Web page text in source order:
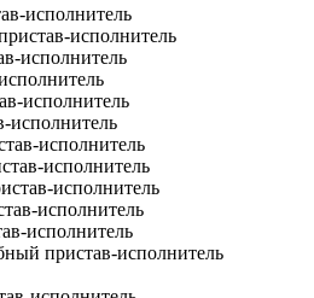
исполнитель
исполнитель
исполнитель
исполнитель
исполнитель
исполнитель
исполнитель
исполнитель
исполнитель
исполнитель
пристав-исполнитель